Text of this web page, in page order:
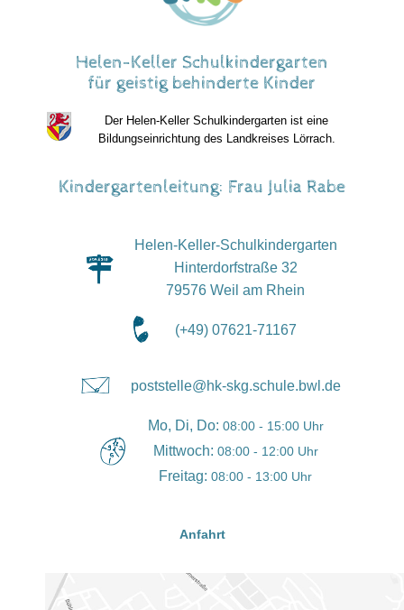
Helen-Keller Schulkindergarten
für geistig behinderte Kinder
Der Helen-Keller Schulkindergarten ist eine
Bildungseinrichtung des Landkreises Lörrach.
Kindergartenleitung: Frau Julia Rabe
Helen-Keller-Schulkindergarten
Hinterdorfstraße 32
79576 Weil am Rhein
(+49) 07621-71167
poststelle@hk-skg.schule.bwl.de
Mo, Di, Do: 08:00 - 15:00 Uhr
Mittwoch: 08:00 - 12:00 Uhr
Freitag: 08:00 - 13:00 Uhr
Anfahrt